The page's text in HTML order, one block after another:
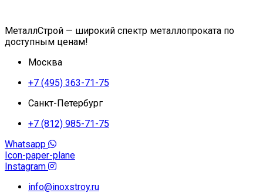
МеталлСтрой — широкий спектр металлопроката по
доступным ценам!
Москва
+7 (495) 363-71-75
Санкт-Петербург
+7 (812) 985-71-75
Whatsapp
Icon-paper-plane
Instagram
info@inoxstroy.ru